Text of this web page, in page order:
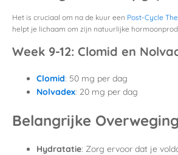
Het is cruciaal om na de kuur een Post-Cycle
helpt je lichaam om zijn natuurlijke
Week 9-12: Clomid en
Clomid: 50 mg per dag
Nolvadex: 20 mg per dag
Belangrijke
Hydratatie: Zorg ervoor dat je